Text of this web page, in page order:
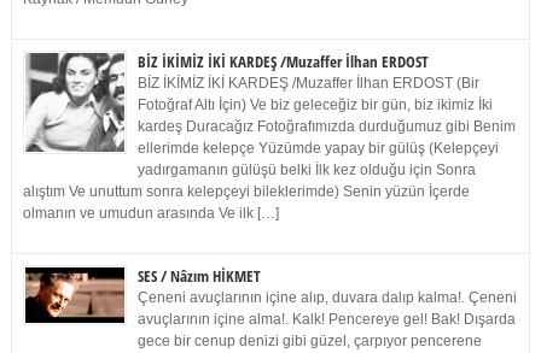
BİZ İKİMİZ İKİ KARDEŞ /Muzaffer İlhan ERDOST
BİZ İKİMİZ İKİ KARDEŞ /Muzaffer İlhan ERDOST (Bir
Fotoğraf Altı İçin) Ve biz geleceğiz bir gün, biz ikimiz İki
kardeş Duracağız Fotoğrafımızda durduğumuz gibi Benim
ellerimde kelepçe Yüzümde yapay bir gülüş (Kelepçeyi
yadırgamanın gülüşü belki İlk kez olduğu için Sonra
alıştım Ve unuttum sonra kelepçeyi bileklerimde) Senin yüzün İçerde
olmanın ve umudun arasında Ve ilk […]
SES / Nâzım HİKMET
Çeneni avuçlarının içine alıp, duvara dalıp kalma!. Çeneni
avuçlarının içine alma!. Kalk! Pencereye gel! Bak! Dışarda
gece bir cenup denizi gibi güzel, çarpıyor pencerene